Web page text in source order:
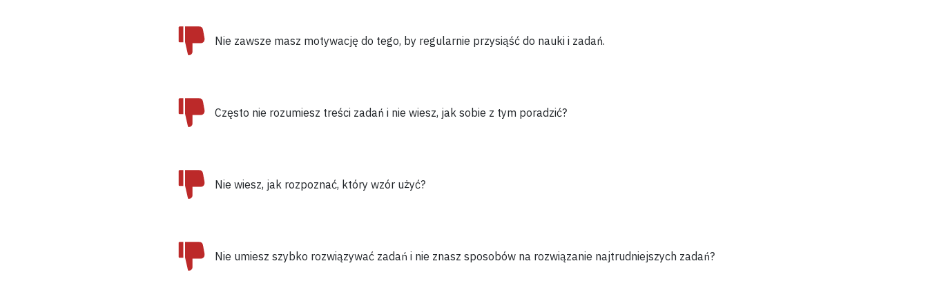
Nie zawsze masz motywację do tego, by regularnie przysiąść do nauki i zadań.
Często nie rozumiesz treści zadań i nie wiesz, jak sobie z tym poradzić?
Nie wiesz, jak rozpoznać, który wzór użyć?
Nie umiesz szybko rozwiązywać zadań i nie znasz sposobów na rozwiązanie najtrudniejszych zadań?